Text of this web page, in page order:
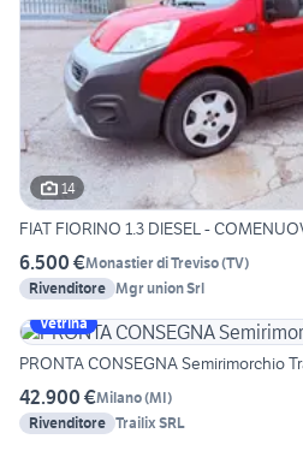
14
FIAT FIORINO 1.3 DIESEL -
6.500 €Monastier di Treviso(TV)
Rivenditore Mgr union Srl
Vetrina
PRONTA CONSEGNA Semirimorchio
42.900 €Milano(MI)
Rivenditore Trailix SRL